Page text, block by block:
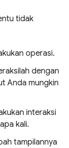
tidak
operasi.
dengan
Anda mungkin
interaksi
kali.
tampilannya